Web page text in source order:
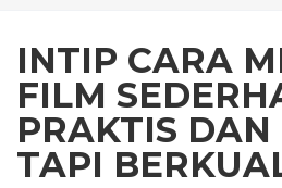
INTIP CARA
FILM
PRAKTIS
TAPI